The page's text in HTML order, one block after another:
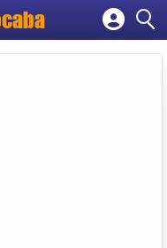
empresa